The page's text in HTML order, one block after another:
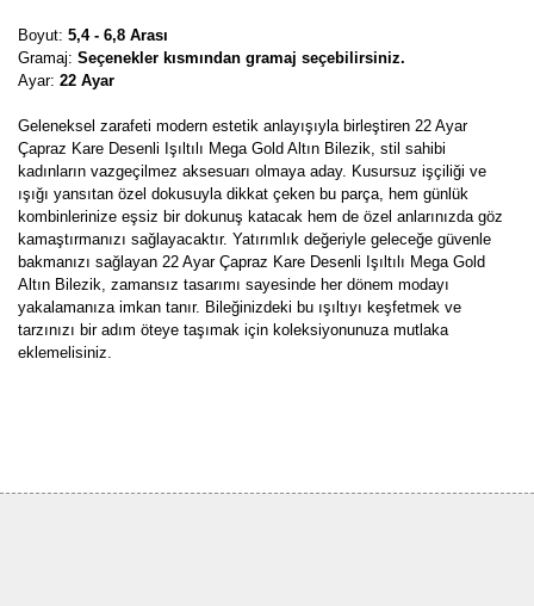
Boyut: 5,4 - 6,8 Arası
Gramaj: Seçenekler kısmından gramaj seçebilirsiniz.
Ayar: 22 Ayar
Geleneksel zarafeti modern estetik anlayışıyla birleştiren 22 Ayar
Çapraz Kare Desenli Işıltılı Mega Gold Altın Bilezik, stil sahibi
kadınların vazgeçilmez aksesuarı olmaya aday. Kusursuz işçiliği ve
ışığı yansıtan özel dokusuyla dikkat çeken bu parça, hem günlük
kombinlerinize eşsiz bir dokunuş katacak hem de özel anlarınızda göz
kamaştırmanızı sağlayacaktır. Yatırımlık değeriyle geleceğe güvenle
bakmanızı sağlayan 22 Ayar Çapraz Kare Desenli Işıltılı Mega Gold
Altın Bilezik, zamansız tasarımı sayesinde her dönem modayı
yakalamanıza imkan tanır. Bileğinizdeki bu ışıltıyı keşfetmek ve
tarzınızı bir adım öteye taşımak için koleksiyonunuza mutlaka
eklemelisiniz.